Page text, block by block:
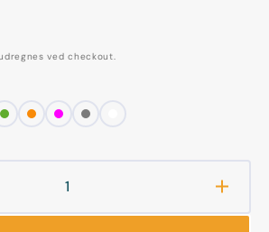
ved checkout.
GrønOrangeMagenta
Grå
Øg